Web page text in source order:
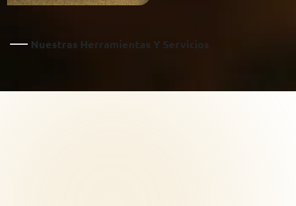
NUESTRAS HERRAMIENTAS Y SERVICIOS